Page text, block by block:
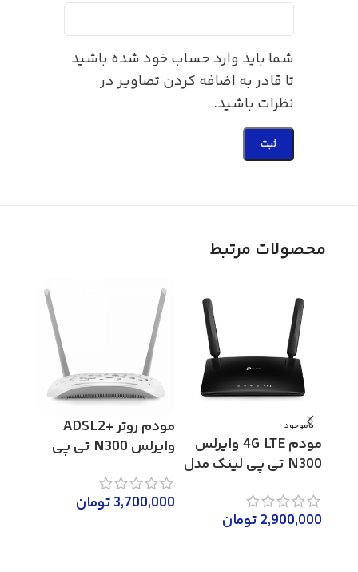
شما باید وارد حساب خود شده باشید
تا قادر به اضافه کردن تصاویر در
نظرات باشید.
محصولات مرتبط
ناموجود
مودم 4G LTE وایرلس
N300 تی پی لینک مدل
2,900,000تومان
مودم روتر +ADSL2
وایرلس N300 تی پی
W8961N
3,700,000تومان